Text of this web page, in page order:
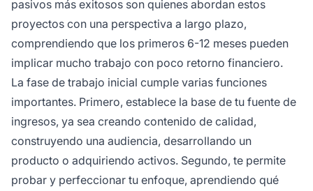
pasivos más exitosos son quienes abordan estos
proyectos con una perspectiva a largo plazo,
comprendiendo que los primeros 6-12 meses pueden
implicar mucho trabajo con poco retorno financiero.
La fase de trabajo inicial cumple varias funciones
importantes. Primero, establece la base de tu fuente de
ingresos, ya sea creando contenido de calidad,
construyendo una audiencia, desarrollando un
producto o adquiriendo activos. Segundo, te permite
probar y perfeccionar tu enfoque, aprendiendo qué